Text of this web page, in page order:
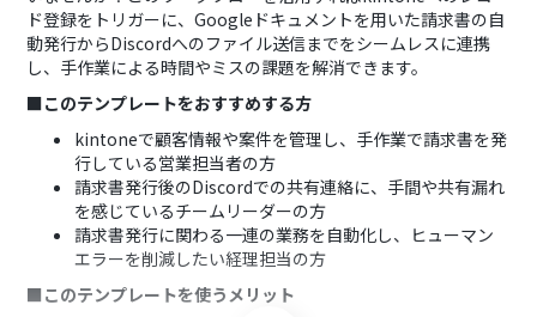
ド登録をトリガーに、Googleドキュメントを用いた請求書の自
動発行からDiscordへのファイル送信までをシームレスに連携
し、手作業による時間やミスの課題を解消できます。
■このテンプレートをおすすめする方
kintoneで顧客情報や案件を管理し、手作業で請求書を発
行している営業担当者の方
請求書発行後のDiscordでの共有連絡に、手間や共有漏れ
を感じているチームリーダーの方
請求書発行に関わる一連の業務を自動化し、ヒューマン
エラーを削減したい経理担当の方
■このテンプレートを使うメリット